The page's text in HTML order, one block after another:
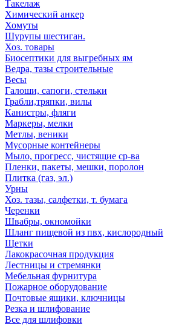
Такелаж
Химический анкер
Хомуты
Шурупы шестиган.
Хоз. товары
Биосептики для выгребных ям
Ведра, тазы строительные
Весы
Галоши, сапоги, стельки
Грабли,тряпки, вилы
Канистры, фляги
Маркеры, мелки
Метлы, веники
Мусорные контейнеры
Мыло, прогресс, чистящие ср-ва
Пленки, пакеты, мешки, поролон
Плитка (газ, эл.)
Урны
Хоз. тазы, салфетки, т. бумага
Черенки
Швабры, окномойки
Шланг пищевой из пвх, кислородный
Щетки
Лакокрасочная продукция
Лестницы и стремянки
Мебельная фурнитура
Пожарное оборудование
Почтовые ящики, ключницы
Резка и шлифование
Все для шлифовки